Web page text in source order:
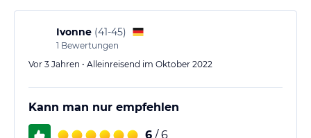
Ivonne (41-45)
1 Bewertungen
Vor 3 Jahren • Alleinreisend im Oktober 2022
Kann man nur empfehlen
6 / 6